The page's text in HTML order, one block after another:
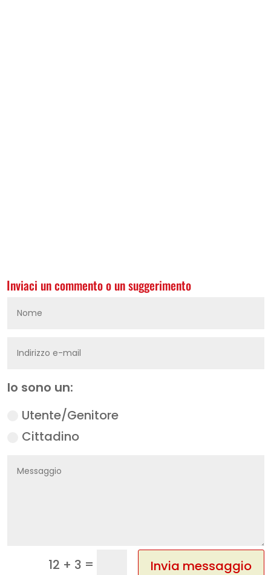
Inviaci un commento o un suggerimento
Io sono un:
Utente/Genitore
Cittadino
12 + 3 = Invia messaggio